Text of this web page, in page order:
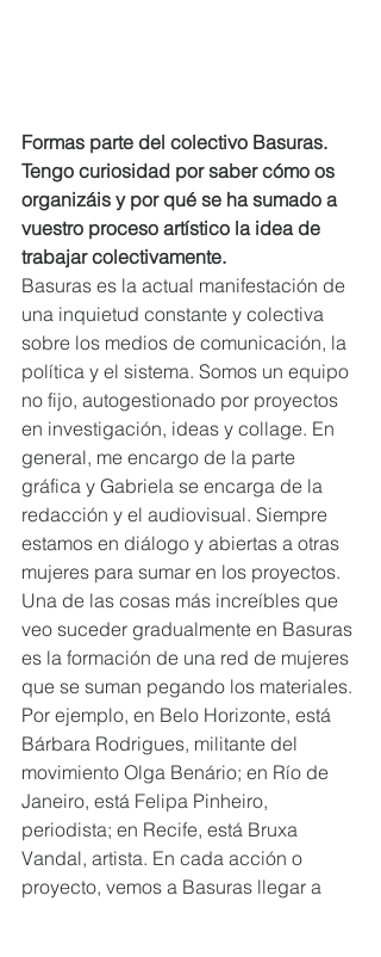
Formas parte del colectivo Basuras.
Tengo curiosidad por saber cómo os
organizáis y por qué se ha sumado a
vuestro proceso artístico la idea de
trabajar colectivamente.
Basuras es la actual manifestación de
una inquietud constante y colectiva
sobre los medios de comunicación, la
política y el sistema. Somos un equipo
no fijo, autogestionado por proyectos
en investigación, ideas y collage. En
general, me encargo de la parte
gráfica y Gabriela se encarga de la
redacción y el audiovisual. Siempre
estamos en diálogo y abiertas a otras
mujeres para sumar en los proyectos.
Una de las cosas más increíbles que
veo suceder gradualmente en Basuras
es la formación de una red de mujeres
que se suman pegando los materiales.
Por ejemplo, en Belo Horizonte, está
Bárbara Rodrigues, militante del
movimiento Olga Benário; en Río de
Janeiro, está Felipa Pinheiro,
periodista; en Recife, está Bruxa
Vandal, artista. En cada acción o
proyecto, vemos a Basuras llegar a